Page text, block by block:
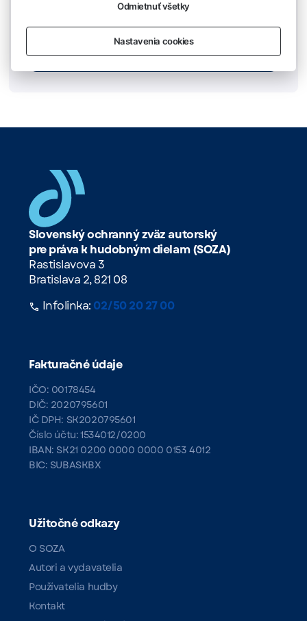
Slovenský ochranný zväz autorský
pre práva k hudobným dielam (SOZA)
Rastislavova 3
Bratislava 2, 821 08
Infolinka: 02/50 20 27 00
Fakturačné údaje
IČO: 00178454
DIČ: 2020795601
IČ DPH: SK2020795601
Číslo účtu: 1534012/0200
IBAN: SK21 0200 0000 0000 0153 4012
BIC: SUBASKBX
Užitočné odkazy
O SOZA
Autori a vydavatelia
Používatelia hudby
Kontakt
Odmietnuť všetky
Nastavenia cookies